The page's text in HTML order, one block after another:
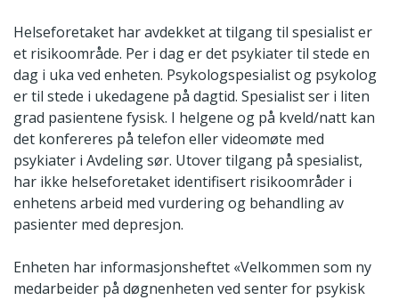
Helseforetaket har avdekket at tilgang til spesialist er
et risikoområde. Per i dag er det psykiater til stede en
dag i uka ved enheten. Psykologspesialist og psykolog
er til stede i ukedagene på dagtid. Spesialist ser i liten
grad pasientene fysisk. I helgene og på kveld/natt kan
det konfereres på telefon eller videomøte med
psykiater i Avdeling sør. Utover tilgang på spesialist,
har ikke helseforetaket identifisert risikoområder i
enhetens arbeid med vurdering og behandling av
pasienter med depresjon.
Enheten har informasjonsheftet «Velkommen som ny
medarbeider på døgnenheten ved senter for psykisk